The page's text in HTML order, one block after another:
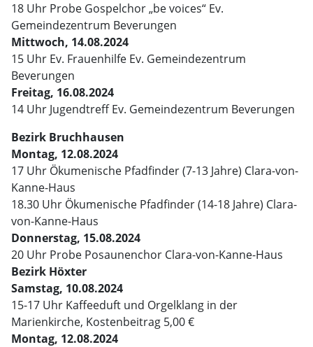
18 Uhr Probe Gospelchor „be voices“ Ev.
Gemeindezentrum Beverungen
Mittwoch, 14.08.2024
15 Uhr Ev. Frauenhilfe Ev. Gemeindezentrum
Beverungen
Freitag, 16.08.2024
14 Uhr Jugendtreff Ev. Gemeindezentrum Beverungen
Bezirk Bruchhausen
Montag, 12.08.2024
17 Uhr Ökumenische Pfadfinder (7-13 Jahre) Clara-von-
Kanne-Haus
18.30 Uhr Ökumenische Pfadfinder (14-18 Jahre) Clara-
von-Kanne-Haus
Donnerstag, 15.08.2024
20 Uhr Probe Posaunenchor Clara-von-Kanne-Haus
Bezirk Höxter
Samstag, 10.08.2024
15-17 Uhr Kaffeeduft und Orgelklang in der
Marienkirche, Kostenbeitrag 5,00 €
Montag, 12.08.2024